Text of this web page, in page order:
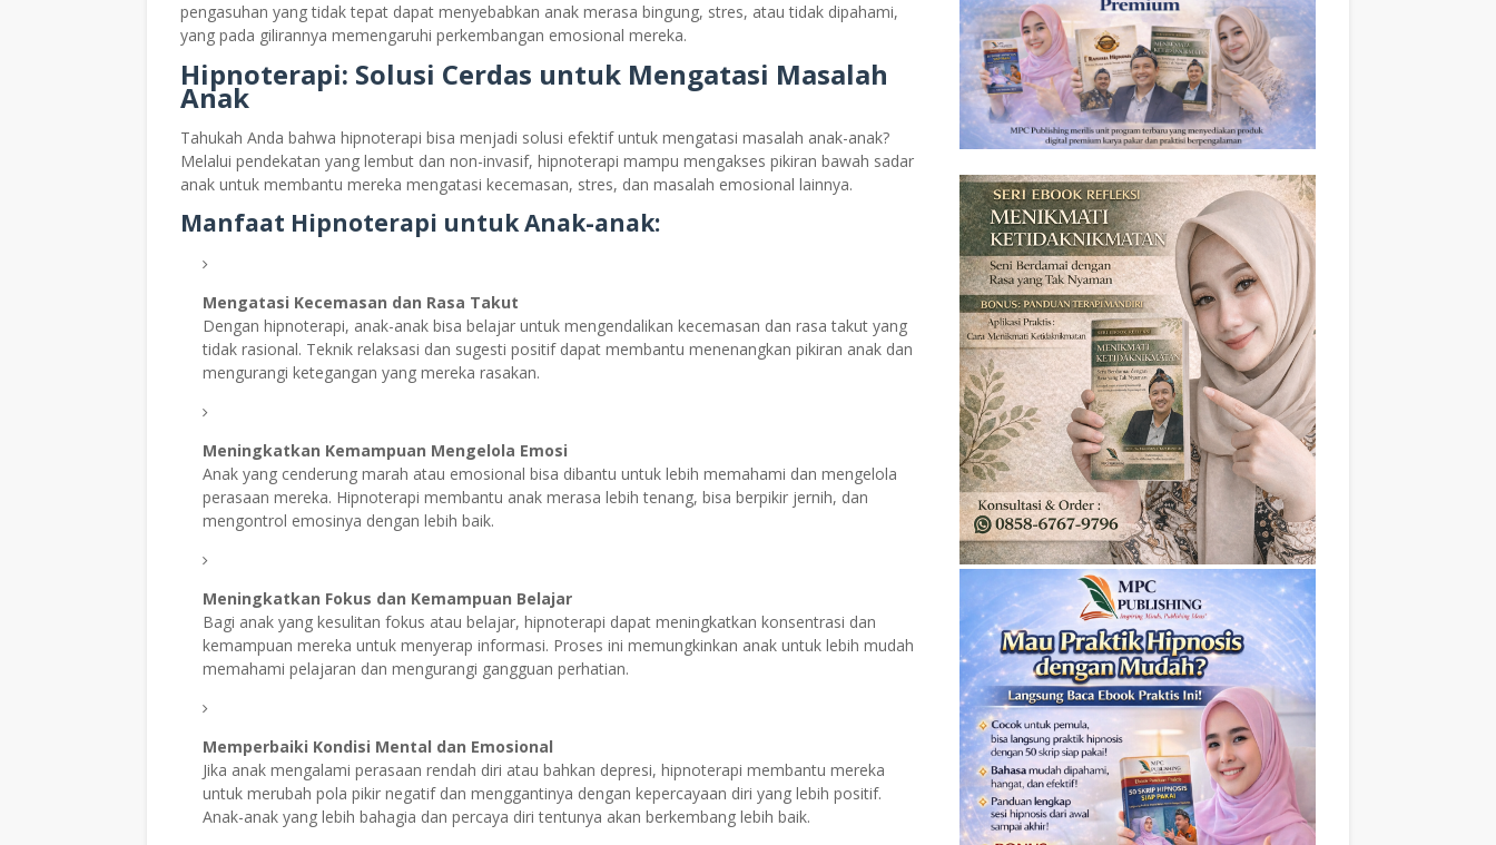
pengasuhan yang tidak tepat dapat menyebabkan anak merasa bingung, stres, atau tidak dipahami,
yang pada gilirannya memengaruhi perkembangan emosional mereka.
Hipnoterapi: Solusi Cerdas untuk Mengatasi Masalah
Anak
Tahukah Anda bahwa hipnoterapi bisa menjadi solusi efektif untuk mengatasi masalah anak-anak?
Melalui pendekatan yang lembut dan non-invasif, hipnoterapi mampu mengakses pikiran bawah sadar
anak untuk membantu mereka mengatasi kecemasan, stres, dan masalah emosional lainnya.
Manfaat Hipnoterapi untuk Anak-anak:
Mengatasi Kecemasan dan Rasa Takut
Dengan hipnoterapi, anak-anak bisa belajar untuk mengendalikan kecemasan dan rasa takut yang
tidak rasional. Teknik relaksasi dan sugesti positif dapat membantu menenangkan pikiran anak dan
mengurangi ketegangan yang mereka rasakan.
Meningkatkan Kemampuan Mengelola Emosi
Anak yang cenderung marah atau emosional bisa dibantu untuk lebih memahami dan mengelola
perasaan mereka. Hipnoterapi membantu anak merasa lebih tenang, bisa berpikir jernih, dan
mengontrol emosinya dengan lebih baik.
Meningkatkan Fokus dan Kemampuan Belajar
Bagi anak yang kesulitan fokus atau belajar, hipnoterapi dapat meningkatkan konsentrasi dan
kemampuan mereka untuk menyerap informasi. Proses ini memungkinkan anak untuk lebih mudah
memahami pelajaran dan mengurangi gangguan perhatian.
Memperbaiki Kondisi Mental dan Emosional
Jika anak mengalami perasaan rendah diri atau bahkan depresi, hipnoterapi membantu mereka
untuk merubah pola pikir negatif dan menggantinya dengan kepercayaan diri yang lebih positif.
Anak-anak yang lebih bahagia dan percaya diri tentunya akan berkembang lebih baik.